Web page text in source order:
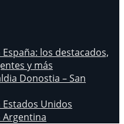
España: los destacados,
y más
Donostia – San
Estados Unidos
Argentina